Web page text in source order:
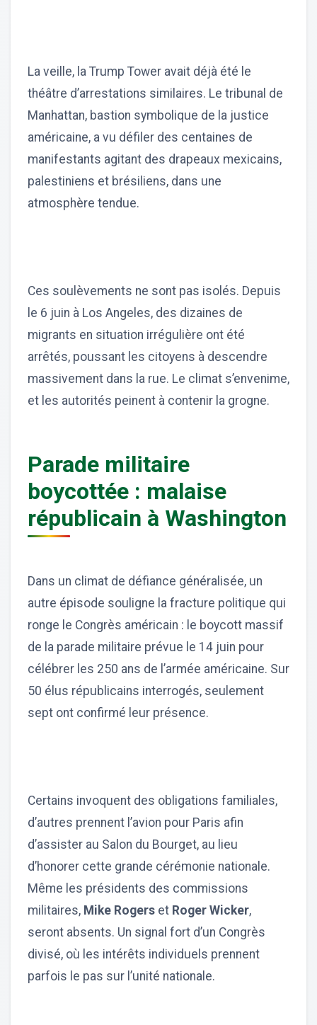
La veille, la Trump Tower avait déjà été le
théâtre d’arrestations similaires. Le tribunal de
Manhattan, bastion symbolique de la justice
américaine, a vu défiler des centaines de
manifestants agitant des drapeaux mexicains,
palestiniens et brésiliens, dans une
atmosphère tendue.
Ces soulèvements ne sont pas isolés. Depuis
le 6 juin à Los Angeles, des dizaines de
migrants en situation irrégulière ont été
arrêtés, poussant les citoyens à descendre
massivement dans la rue. Le climat s’envenime,
et les autorités peinent à contenir la grogne.
Parade militaire
boycottée : malaise
républicain à Washington
Dans un climat de défiance généralisée, un
autre épisode souligne la fracture politique qui
ronge le Congrès américain : le boycott massif
de la parade militaire prévue le 14 juin pour
célébrer les 250 ans de l’armée américaine. Sur
50 élus républicains interrogés, seulement
sept ont confirmé leur présence.
Certains invoquent des obligations familiales,
d’autres prennent l’avion pour Paris afin
d’assister au Salon du Bourget, au lieu
d’honorer cette grande cérémonie nationale.
Même les présidents des commissions
militaires, Mike Rogers et Roger Wicker,
seront absents. Un signal fort d’un Congrès
divisé, où les intérêts individuels prennent
parfois le pas sur l’unité nationale.